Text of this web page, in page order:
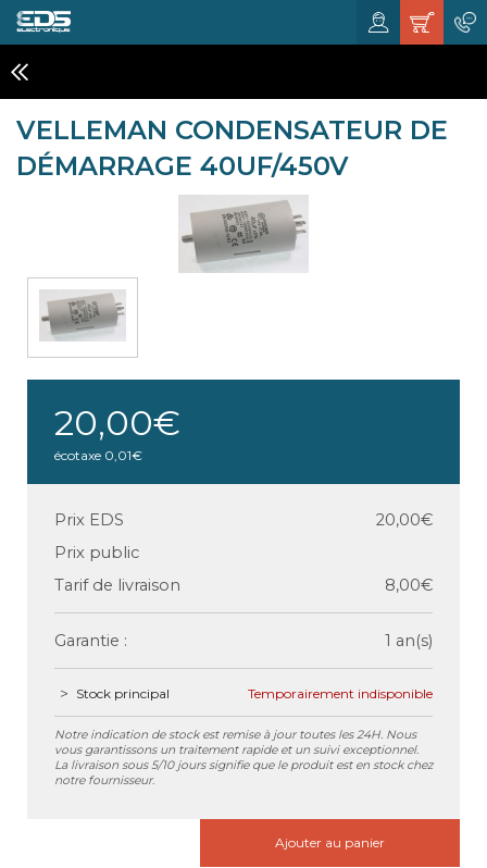
VELLEMAN CONDENSATEUR DE
DÉMARRAGE 40UF/450V
20,00€
écotaxe 0,01€
Prix EDS
20,00€
Prix public
Tarif de livraison
8,00€
Garantie : 1 an(s)
Stock principal Temporairement indisponible
Notre indication de stock est remise à jour toutes les 24H. Nous
vous garantissons un traitement rapide et un suivi exceptionnel.
La livraison sous 5/10 jours signifie que le produit est en stock chez
notre fournisseur.
Ajouter au panier